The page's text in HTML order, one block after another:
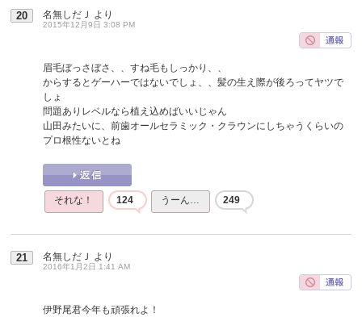
20 名無しだＪ より
2015年12月9日 3:08 PM
眉毛ぼっさぼさ、、すね毛もしっかり、、
からするとゲーハーではないでしょ、、髪の生え際が後ろってヤツで
しょ
問題ありレベルなら植え込めばいいじゃん
山田みたいに、前歯オールセラミック・クラウンにしちゃうくらいの
プロ根性ないとね
それな！ 124 うーん… 249
21 名無しだＪ より
2016年1月2日 1:41 AM
伊野尾君今年も頑張れよ！